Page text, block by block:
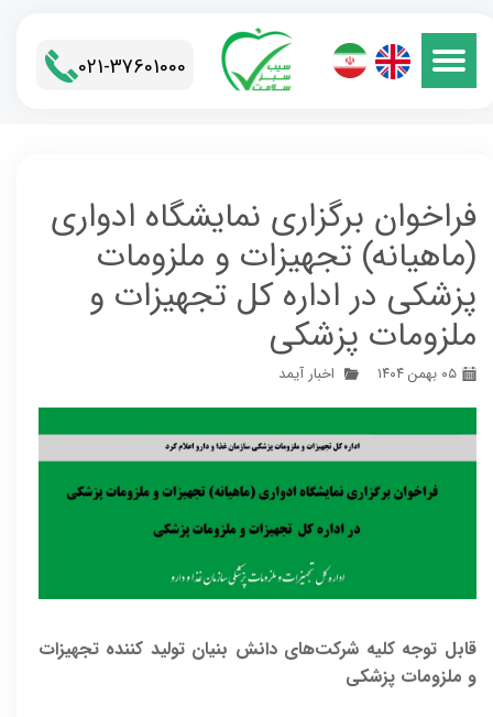
021-37601000​​​​​​​
فراخوان برگزاری نمایشگاه ادواری
(ماهیانه) تجهیزات و ملزومات
پزشکی در اداره کل تجهیزات و
ملزومات پزشکی
۰۵ بهمن ۱۴۰۴ اخبار آیمد
قابل توجه کلیه شرکت‌های دانش بنیان تولید کننده تجهیزات
و ملزومات پزشکی